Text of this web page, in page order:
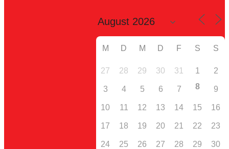
M D M D F S S
27 28 29 30 31 1 2
3 4 5 6 7 8 9
10 11 12 13 14 15 16
17 18 19 20 21 22 23
24 25 26 27 28 29 30